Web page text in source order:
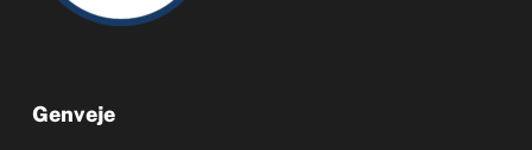
Genveje